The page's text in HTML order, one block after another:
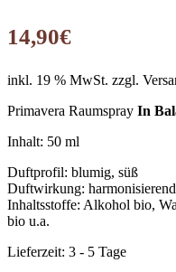
14,90€
inkl. 19 % MwSt. zzgl.
Primavera Raumspray In
Inhalt: 50 ml
Duftprofil: blumig, süß
Duftwirkung: harmonisierend
Inhaltsstoffe: Alkohol bio,
bio u.a.
Lieferzeit: 3 - 5 Tage